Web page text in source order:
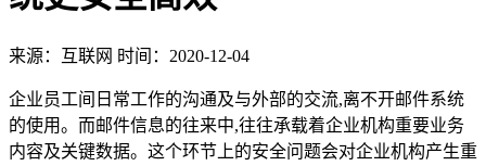
来源： 互联网 时间：2020-12-04
企业员工间日常工作的沟通及与外部的交流,离不开邮件系统
的使用。而邮件信息的往来中,往往承载着企业机构重要业务
内容及关键数据。这个环节上的安全问题会对企业机构产生重